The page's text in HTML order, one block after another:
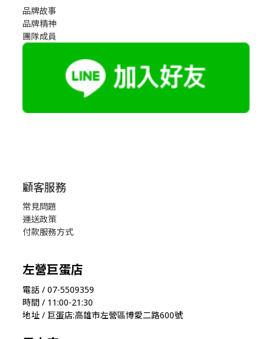
品牌故事
品牌精神
團隊成員
顧客服務
常見問題
運送政策
付款服務方式
左營巨蛋店
電話 / 07-5509359
時間 / 11:00-21:30
地址 / 巨蛋店:高雄市左營區博愛二路600號